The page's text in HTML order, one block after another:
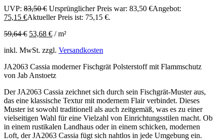
UVP: 83,50€ Ursprünglicher Preis war: 83,50 €Angebot:
75,15 €Aktueller Preis ist: 75,15 €.
59,64€ 53,68 € /m²
inkl. MwSt. zzgl. Versandkosten
JA2063 Cassia moderner Fischgrät Polsterstoff mit Flammschutz
von Jab Anstoetz
Der JA2063 Cassia zeichnet sich durch sein Fischgrät-Muster aus,
das eine klassische Textur mit modernem Flair verbindet. Dieses
Muster ist sowohl traditionell als auch zeitgemäß, was es zu einer
vielseitigen Wahl für eine Vielzahl von Einrichtungsstilen macht. Ob
in einem rustikalen Landhaus oder in einem schicken, modernen
Loft, der JA2063 Cassia fügt sich nahtlos in jede Umgebung ein.